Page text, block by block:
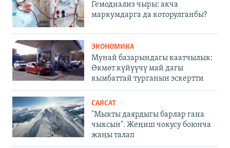
Гемодиализ чыры: акча
маркумдарга да которулганбы?
ЭКОНОМИКА
Мунай базарындагы каатчылык:
Өкмөт күйүүчү май дагы
кымбаттай турганын эскертти
САЯСАТ
"Мыкты даярдыгы барлар гана
чыксын". Жеңиш чокусу боюнча
жаңы талап